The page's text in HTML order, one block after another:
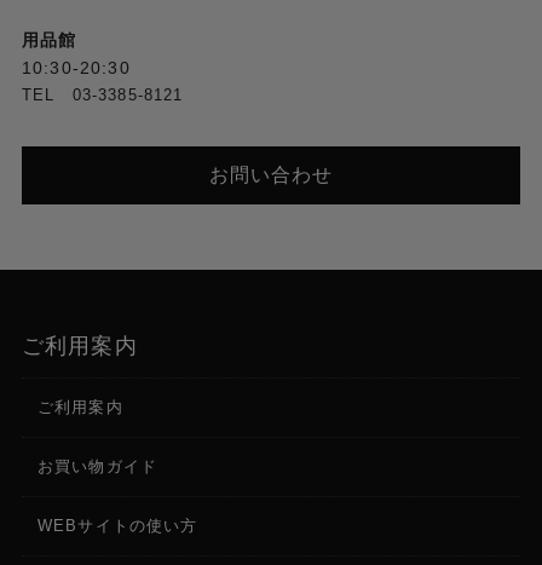
レンズ
レンズ
7枚羽根
フォーカス
用品館
10:30-20:30
TEL 03-3385-8121
お問い合わせ
ご利用案内
ご利用案内
お買い物ガイド
WEBサイトの使い方